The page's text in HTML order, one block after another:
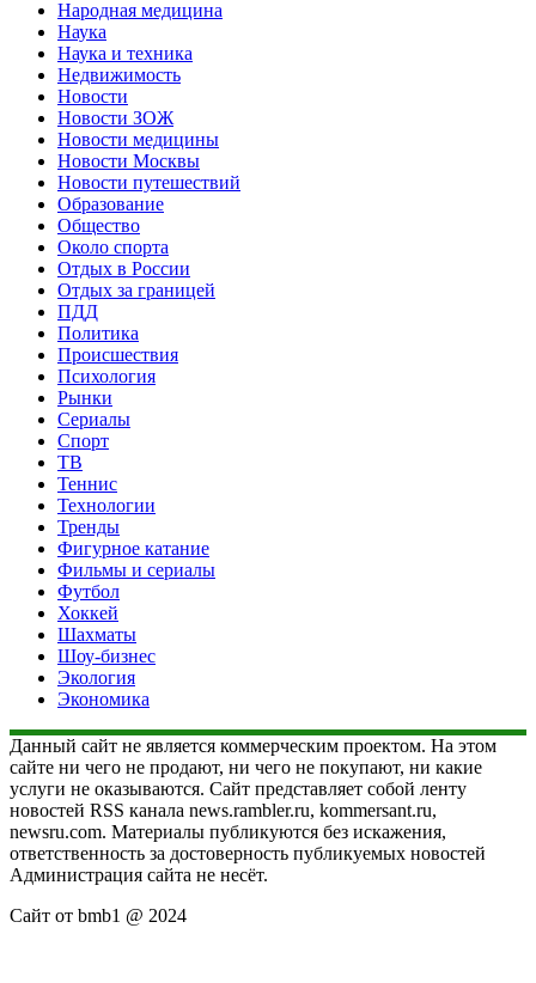
Народная медицина
Наука
Наука и техника
Недвижимость
Новости
Новости ЗОЖ
Новости медицины
Новости Москвы
Новости путешествий
Образование
Общество
Около спорта
Отдых в России
Отдых за границей
ПДД
Политика
Происшествия
Психология
Рынки
Сериалы
Спорт
ТВ
Теннис
Технологии
Тренды
Фигурное катание
Фильмы и сериалы
Футбол
Хоккей
Шахматы
Шоу-бизнес
Экология
Экономика
Данный сайт не является коммерческим проектом. На этом
сайте ни чего не продают, ни чего не покупают, ни какие
услуги не оказываются. Сайт представляет собой ленту
новостей RSS канала news.rambler.ru, kommersant.ru,
newsru.com. Материалы публикуются без искажения,
ответственность за достоверность публикуемых новостей
Администрация сайта не несёт.
Сайт от bmb1 @ 2024